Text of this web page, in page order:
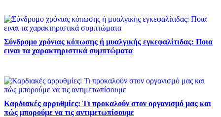
Σύνδρομο χρόνιας κόπωσης ή μυαλγικής εγκεφαλίτιδας: Ποια
ειναι τα χαρακτηριστικά συμπτώματα
Καρδιακές αρρυθμίες: Τι προκαλούν στον οργανισμό μας και
πώς μπορούμε να τις αντιμετωπίσουμε